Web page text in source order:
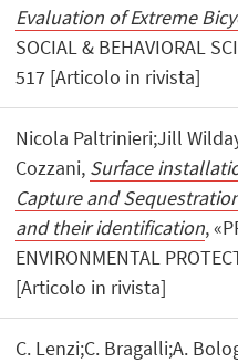
Evaluation of Extreme
SOCIAL & BEHAVIORAL
517 [Articolo in rivista]
Nicola Paltrinieri;Jill
Cozzani, Surface
Capture and
and their identification,
ENVIRONMENTAL
[Articolo in rivista]
C. Lenzi;C. Bragalli;A.